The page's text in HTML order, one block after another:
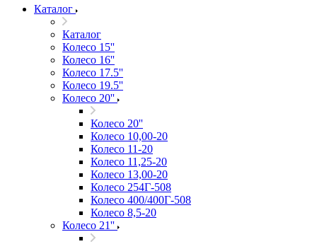
Каталог
Каталог
Колесо 15''
Колесо 16''
Колесо 17.5''
Колесо 19.5''
Колесо 20''
Колесо 20''
Колесо 10,00-20
Колесо 11-20
Колесо 11,25-20
Колесо 13,00-20
Колесо 254Г-508
Колесо 400/400Г-508
Колесо 8,5-20
Колесо 21''